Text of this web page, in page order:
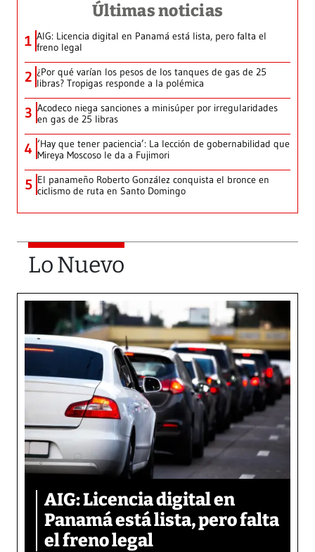
Últimas noticias
1 AIG: Licencia digital en Panamá está lista, pero falta el
freno legal
2 ¿Por qué varían los pesos de los tanques de gas de 25
libras? Tropigas responde a la polémica
3 Acodeco niega sanciones a minisúper por irregularidades
en gas de 25 libras
4 ‘Hay que tener paciencia’: La lección de gobernabilidad que
Mireya Moscoso le da a Fujimori
5 El panameño Roberto González conquista el bronce en
ciclismo de ruta en Santo Domingo
Lo Nuevo
AIG: Licencia digital en
Panamá está lista, pero falta
el freno legal